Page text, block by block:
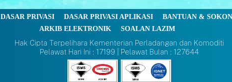
DASAR PRIVASI DASAR PRIVASI APLIKASI
BANTUAN &
ARKIB ELEKTRONIK
SOALAN LAZIM
Hak Cipta Terpelihara Kementerian Perladangan dan Komoditi
Pelawat Hari Ini : 17199 | Pelawat Bulan : 127644